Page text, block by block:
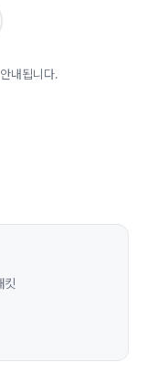
내됩니다.
킷